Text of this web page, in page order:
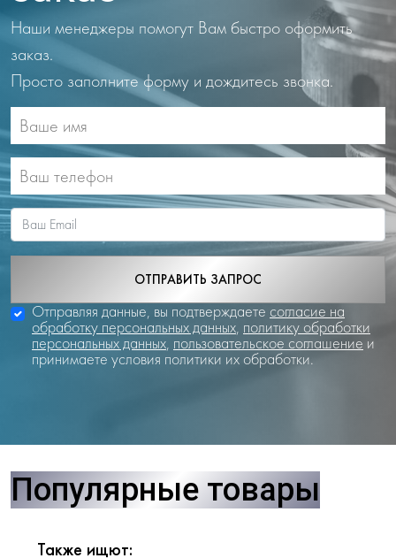
Наши менеджеры помогут Вам быстро оформить
заказ.
Просто заполните форму и дождитесь звонка.
ОТПРАВИТЬ ЗАПРОС
Отправляя данные, вы подтверждаете согласие на
обработку персональных данных политику обработки
персональных данных пользовательское соглашение и
принимаете условия политики их обработки.
Популярные товары
Также ищют: